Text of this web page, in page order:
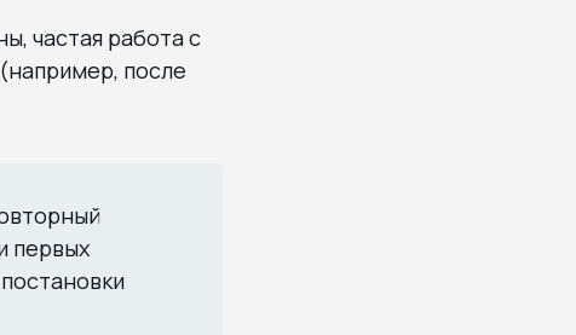
частая работа с
после
первых